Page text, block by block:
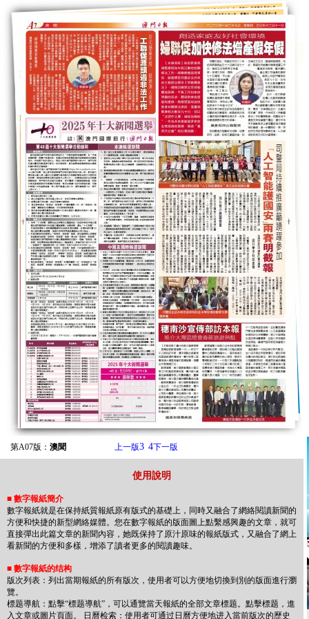
使用說明
■ 數字報紙簡介
數字報紙就是在保持紙質報紙原有版式的基礎上，同時又融合了網絡閱讀新聞的
方便和快捷的新型網絡媒體。您在數字報紙的版面圖上點繫感興趣的文章，就可
直接彈出此篇文章的新聞內容，她既保持了原汁原味的報紙版式，又融合了網上
看新聞的方便和多樣，增添了讀者更多的閱讀趣味。
■ 數字報紙的结构
版次列表：列出當期報紙的所有版次，使用者可以方便地切換到別的版面進行瀏
覽。
標题導航：點擊“標题導航”，可以通覽當天報紙的全部文章標题。點擊標题，進
入文章或圖片頁面。 日曆检索：使用者可通过日曆方便地进入當前版次的歷史
第A07版： 澳聞 上一版3 4下一版